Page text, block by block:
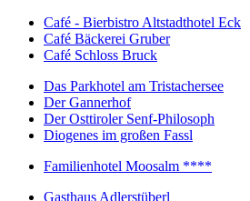
Café - Bierbistro Altstadthotel Eck
Café Bäckerei Gruber
Café Schloss Bruck
Das Parkhotel am Tristachersee
Der Gannerhof
Der Osttiroler Senf-Philosoph
Diogenes im großen Fassl
Familienhotel Moosalm ****
Gasthaus Adlerstüberl